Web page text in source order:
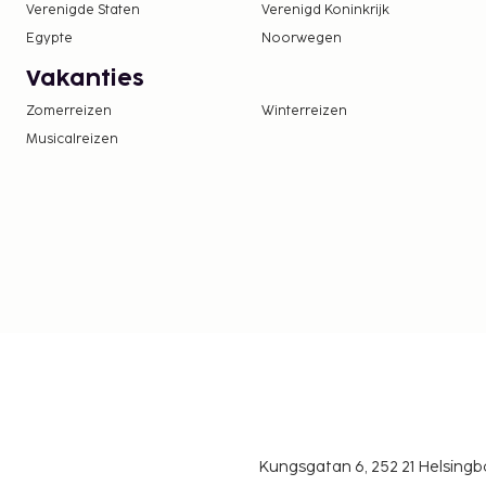
doorgegeven.
Toeslag voor luchthavenshuttle: USD 160.00
Een schoonmaakservice is beschikbaar
Verenigde Staten
Verenigd Koninkrijk
Egypte
Noorwegen
Vakanties
Zomerreizen Winterreizen
Musicalreizen
Kungsgatan 6, 252 21